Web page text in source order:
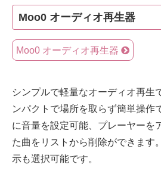
Moo0 オーディオ再生器
Moo0 オーディオ再生器
シンプルで軽量なオーディオ再生
ンパクトで場所を取らず簡単操作
に音量を設定可能、プレーヤーを
た曲をリストから削除ができます
示も選択可能です。